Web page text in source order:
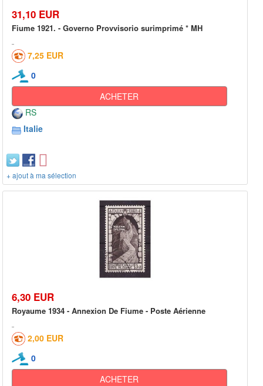
31,10 EUR
Fiume 1921. - Governo Provvisorio surimprimé * MH
7,25 EUR
0
ACHETER
RS
Italie
+ ajout à ma sélection
6,30 EUR
Royaume 1934 - Annexion De Fiume - Poste Aérienne
2,00 EUR
0
ACHETER